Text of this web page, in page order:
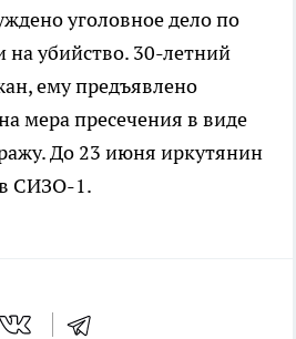
уголовное дело по
на убийство. 30-летний
ему предъявлено
мера пресечения в виде
До 23 июня иркутянин
в СИЗО-1.